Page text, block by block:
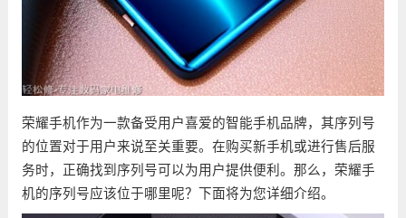
荣耀手机作为一款备受用户喜爱的智能手机品牌，其序列号
的位置对于用户来说至关重要。在购买新手机或进行售后服
务时，正确找到序列号可以为用户提供便利。那么，荣耀手
机的序列号应该位于哪里呢？下面将为您详细介绍。